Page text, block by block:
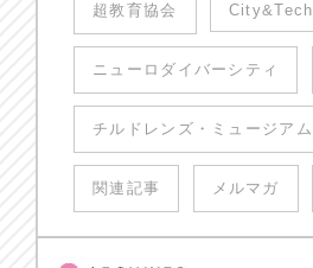
超教育協会 City&Tech
ニューロダイバーシティ
チルドレンズ・ミュージアム
関連記事 メルマガ